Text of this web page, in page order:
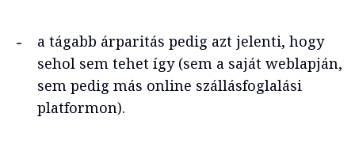
a tágabb árparitás pedig azt jelenti, hogy
sehol sem tehet így (sem a saját weblapján,
sem pedig más online szállásfoglalási
platformon).